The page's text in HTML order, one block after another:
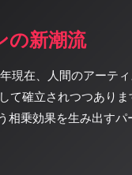
の新潮流
現在、人間のアーテ
て確立されつつあり
相乗効果を生み出す